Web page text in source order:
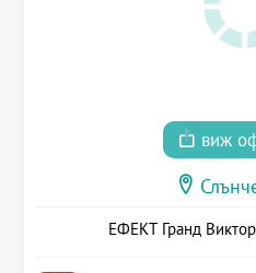
виж
ЕФЕКТ Гранд